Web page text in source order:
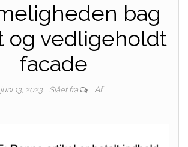
bag
og vedligeholdt
facade
juni 13, 2023 Slået fra Af